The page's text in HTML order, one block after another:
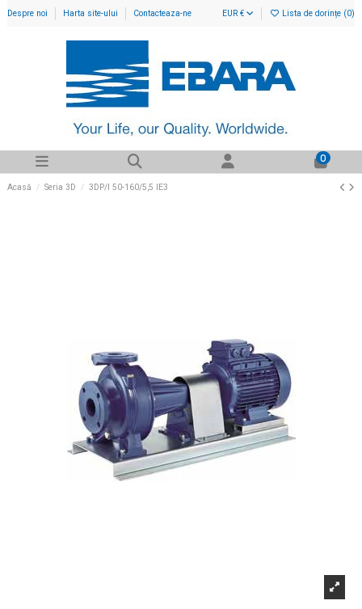
Despre noi Harta site-ului Contacteaza-ne EUR € Lista de dorințe (0)
0
Acasă Seria 3D 3DP/I 50-160/5,5 IE3